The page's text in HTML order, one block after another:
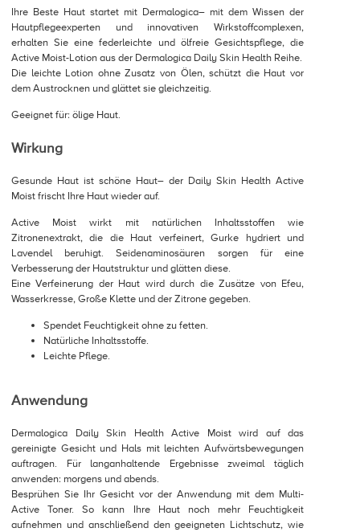
Ihre Beste Haut startet mit Dermalogica– mit dem Wissen der
Hautpflegeexperten und innovativen Wirkstoffcomplexen,
erhalten Sie eine federleichte und ölfreie Gesichtspflege, die
Active Moist-Lotion aus der Dermalogica Daily Skin Health Reihe.
Die leichte Lotion ohne Zusatz von Ölen, schützt die Haut vor
dem Austrocknen und glättet sie gleichzeitig.
Geeignet für: ölige Haut.
Wirkung
Gesunde Haut ist schöne Haut– der Daily Skin Health Active
Moist frischt Ihre Haut wieder auf.
Active Moist wirkt mit natürlichen Inhaltsstoffen wie
Zitronenextrakt, die die Haut verfeinert, Gurke hydriert und
Lavendel beruhigt. Seidenaminosäuren sorgen für eine
Verbesserung der Hautstruktur und glätten diese.
Eine Verfeinerung der Haut wird durch die Zusätze von Efeu,
Wasserkresse, Große Klette und der Zitrone gegeben.
Spendet Feuchtigkeit ohne zu fetten.
Natürliche Inhaltsstoffe.
Leichte Pflege.
Anwendung
Dermalogica Daily Skin Health Active Moist wird auf das
gereinigte Gesicht und Hals mit leichten Aufwärtsbewegungen
auftragen. Für langanhaltende Ergebnisse zweimal täglich
anwenden: morgens und abends.
Besprühen Sie Ihr Gesicht vor der Anwendung mit dem Multi-
Active Toner. So kann Ihre Haut noch mehr Feuchtigkeit
aufnehmen und anschließend den geeigneten Lichtschutz, wie